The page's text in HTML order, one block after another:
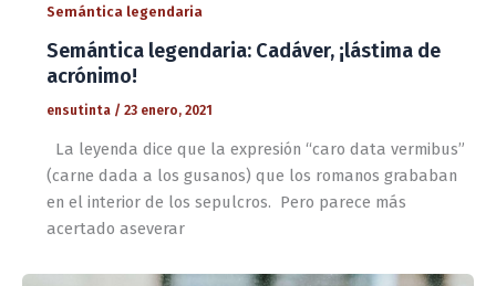
Semántica legendaria
Semántica legendaria: Cadáver, ¡lástima de
acrónimo!
ensutinta / 23 enero, 2021
La leyenda dice que la expresión “caro data vermibus”
(carne dada a los gusanos) que los romanos grababan
en el interior de los sepulcros. Pero parece más
acertado aseverar